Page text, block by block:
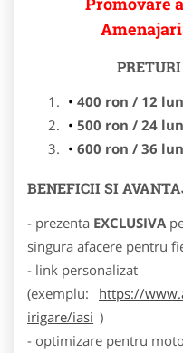
400 ron / 12
500 ron / 24
600 ron / 36
BENEFICII SI
- prezenta EXCLUSIVA
singura afacere pentru
- link personalizat
(exemplu:
https://
irigare/iasi )
- optimizare pentru